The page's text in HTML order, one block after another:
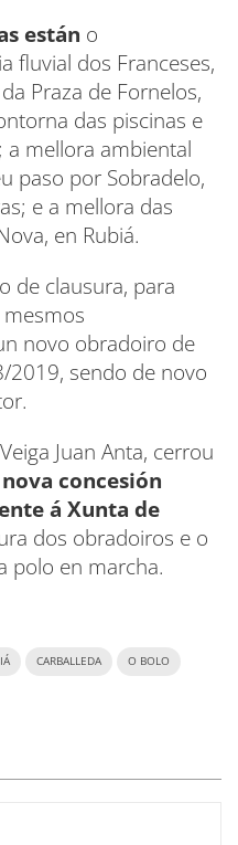
están o
fluvial dos Franceses,
Praza de Fornelos,
das piscinas e
a mellora ambiental
paso por Sobradelo,
e a mellora das
en Rubiá.
de clausura, para
novo obradoiro de
2019, sendo de novo
Juan Anta, cerrou
concesión
á Xunta de
dos obradoiros e o
polo en marcha.
CARBALLEDA O BOLO